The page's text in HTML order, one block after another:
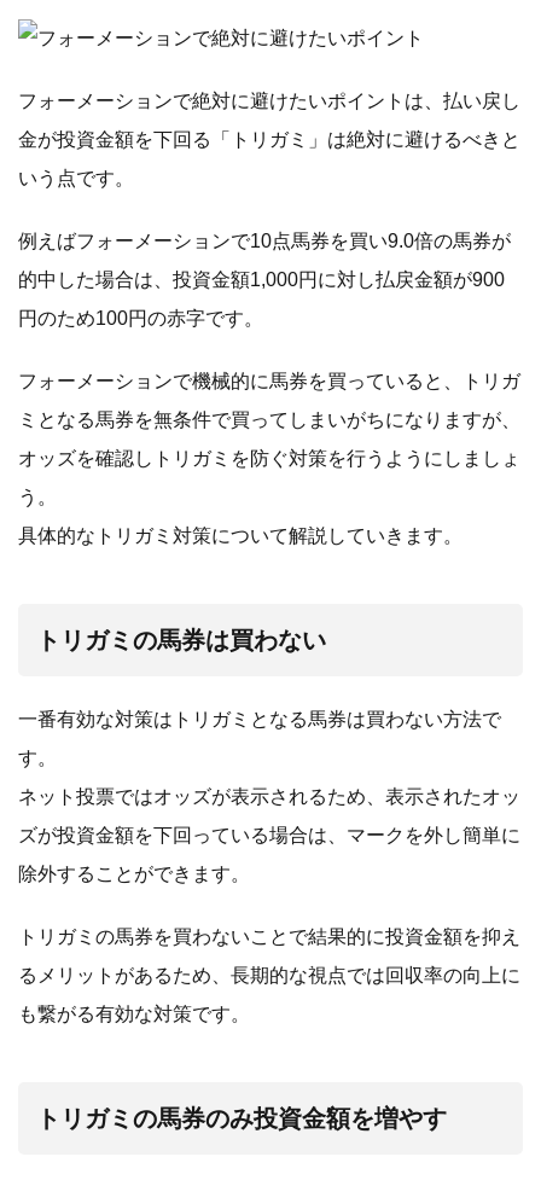
フォーメーションで絶対に避けたいポイントは、払い戻し
金が投資金額を下回る「トリガミ」は絶対に避けるべきと
いう点です。
例えばフォーメーションで10点馬券を買い9.0倍の馬券が
的中した場合は、投資金額1,000円に対し払戻金額が900
円のため100円の赤字です。
フォーメーションで機械的に馬券を買っていると、トリガ
ミとなる馬券を無条件で買ってしまいがちになりますが、
オッズを確認しトリガミを防ぐ対策を行うようにしましょ
う。
具体的なトリガミ対策について解説していきます。
トリガミの馬券は買わない
一番有効な対策はトリガミとなる馬券は買わない方法で
す。
ネット投票ではオッズが表示されるため、表示されたオッ
ズが投資金額を下回っている場合は、マークを外し簡単に
除外することができます。
トリガミの馬券を買わないことで結果的に投資金額を抑え
るメリットがあるため、長期的な視点では回収率の向上に
も繋がる有効な対策です。
トリガミの馬券のみ投資金額を増やす